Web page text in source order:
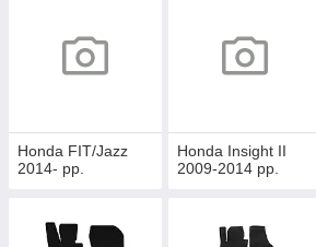
Honda FIT/Jazz
2014- рр.
Honda Insight II
2009-2014 рр.